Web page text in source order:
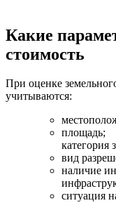
Какие
стоимость
При оценке
учитываются:
площадь;
категория
вид
наличие
ситуация